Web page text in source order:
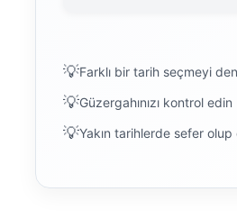
Farklı bir tarih seçmeyi
Güzergahınızı kontrol edin
Yakın tarihlerde sefer olup